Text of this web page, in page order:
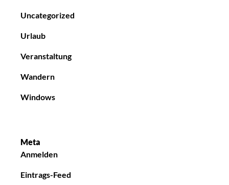
Uncategorized
Urlaub
Veranstaltung
Wandern
Windows
Meta
Anmelden
Eintrags-Feed